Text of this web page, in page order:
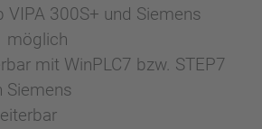
VIPA 300S+ und Siemens
möglich
mit WinPLC7 bzw. STEP7
Siemens